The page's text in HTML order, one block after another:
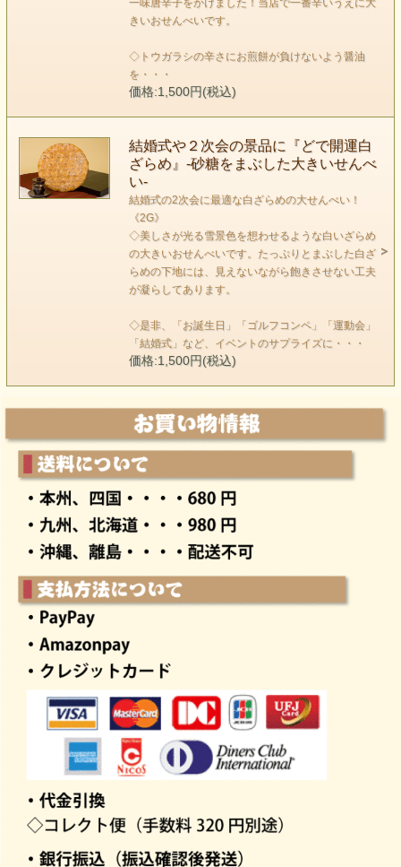
一味唐辛子をかけました！当店で一番辛いうえに大
きいおせんべいです。
◇トウガラシの辛さにお煎餅が負けないよう醤油
を・・・
価格:1,500円(税込)
結婚式や２次会の景品に『どで開運白
ざらめ』-砂糖をまぶした大きいせんべ
い-
結婚式の2次会に最適な白ざらめの大せんべい！
《2G》
◇美しさが光る雪景色を想わせるような白いざらめ
の大きいおせんべいです。たっぷりとまぶした白ざ
らめの下地には、見えないながら飽きさせない工夫
が凝らしてあります。
◇是非、「お誕生日」「ゴルフコンペ」「運動会」
「結婚式」など、イベントのサプライズに・・・
価格:1,500円(税込)